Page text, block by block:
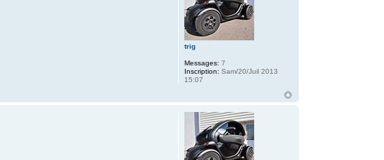
trig
Messages: 7
Inscription: Sam/20/Juil 2013
15:07